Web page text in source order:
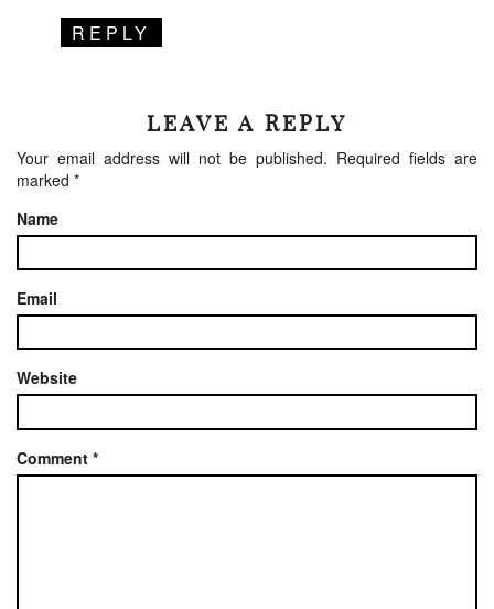
REPLY
LEAVE A REPLY
Your email address will not be published. Required fields are
marked *
Name
Email
Website
Comment *